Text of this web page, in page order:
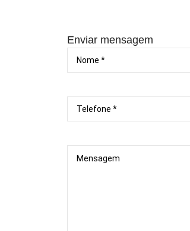
Enviar mensagem